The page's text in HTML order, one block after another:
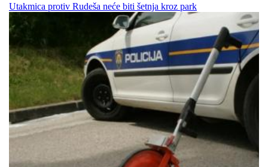
Utakmica protiv Rudeša neće biti šetnja kroz park